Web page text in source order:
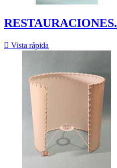
RESTAURACIONES.
 Vista rápida